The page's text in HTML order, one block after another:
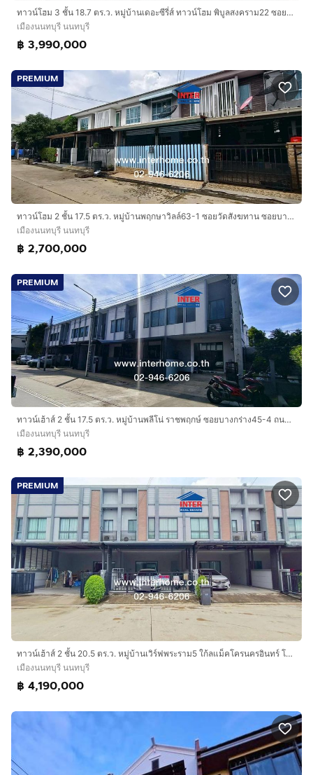
ทาวน์โฮม 3 ชั้น 18.7 ตร.ว. หมู่บ้านเดอะซีรี่ส์ ทาวน์โฮม พิบูลสงคราม22 ซอยพิบูลสงคราม22 แยก 6 ถนนพิบูลสงคราม เมืองนนทบุรี นนทบุรี
เมืองนนทบุรี นนทบุรี
฿ 3,990,000
PREMIUM
ทาวน์โฮม 2 ชั้น 17.5 ตร.ว. หมู่บ้านพฤกษาวิลล์63-1 ซอยวัดสังฆทาน ซอยบางไผ่16 ถนนนครอินทร์ ถนนพระราม5 เมืองนนทบุรี นนทบุรี
เมืองนนทบุรี นนทบุรี
฿ 2,700,000
PREMIUM
ทาวน์เฮ้าส์ 2 ชั้น 17.5 ตร.ว. หมู่บ้านพลีโน่ ราชพฤกษ์ ซอยบางกร่าง45-4 ถนนราชพฤกษ์ ถนนพระราม5 เมืองนนทบุรี นนทบุรี
เมืองนนทบุรี นนทบุรี
฿ 2,390,000
PREMIUM
ทาวน์เฮ้าส์ 2 ชั้น 20.5 ตร.ว. หมู่บ้านเวิร์ฟพระราม5 ใก้ลแม็คโครนครอินทร์ โลตัสนครอินทร์ ถนนนครอินทร์ ถนนราชพฤกษ์-นนทบุรี 1 เมืองนนทบุรี
เมืองนนทบุรี นนทบุรี
฿ 4,190,000